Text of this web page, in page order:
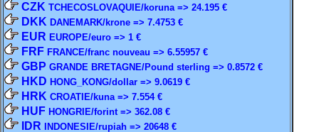
CZK TCHECOSLOVAQUIE/koruna => 24.195 €
DKK DANEMARK/krone => 7.4753 €
EUR EUROPE/euro => 1 €
FRF FRANCE/franc nouveau => 6.55957 €
GBP GRANDE BRETAGNE/Pound sterling => 0.8572 €
HKD HONG_KONG/dollar => 9.0619 €
HRK CROATIE/kuna => 7.554 €
HUF HONGRIE/forint => 362.08 €
IDR INDONESIE/rupiah => 20648 €